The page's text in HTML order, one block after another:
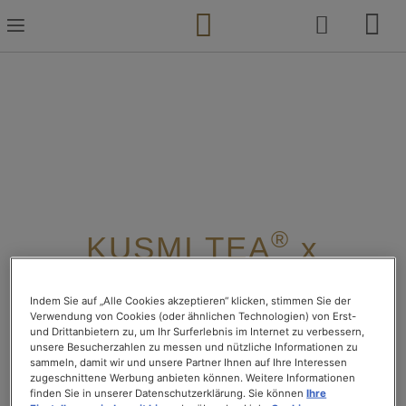
Inhalt
springen
KUSMI TEA®x
®
ENDE UNSERER
PARTNERSCHAFT
Nach sechs erfolgreichen Jahren der Zusammenarbeit
Indem Sie auf „Alle Cookies akzeptieren“ klicken, stimmen Sie der
Verwendung von Cookies (oder ähnlichen Technologien) von Erst-
und Drittanbietern zu, um Ihr Surferlebnis im Internet zu verbessern,
unsere Besucherzahlen zu messen und nützliche Informationen zu
sammeln, damit wir und unsere Partner Ihnen auf Ihre Interessen
zugeschnittene Werbung anbieten können. Weitere Informationen
finden Sie in unserer Datenschutzerklärung. Sie könnenIhre